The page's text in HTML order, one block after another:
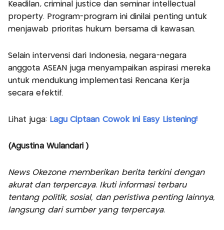
Keadilan, criminal justice dan seminar intellectual
property. Program-program ini dinilai penting untuk
menjawab prioritas hukum bersama di kawasan.
Selain intervensi dari Indonesia, negara-negara
anggota ASEAN juga menyampaikan aspirasi mereka
untuk mendukung implementasi Rencana Kerja
secara efektif.
Lihat juga: Lagu Ciptaan Cowok Ini Easy Listening!
(Agustina Wulandari )
News Okezone memberikan berita terkini dengan
akurat dan terpercaya. Ikuti informasi terbaru
tentang politik, sosial, dan peristiwa penting lainnya,
langsung dari sumber yang terpercaya.